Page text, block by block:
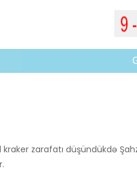
kraker zarafatı düşündükdə